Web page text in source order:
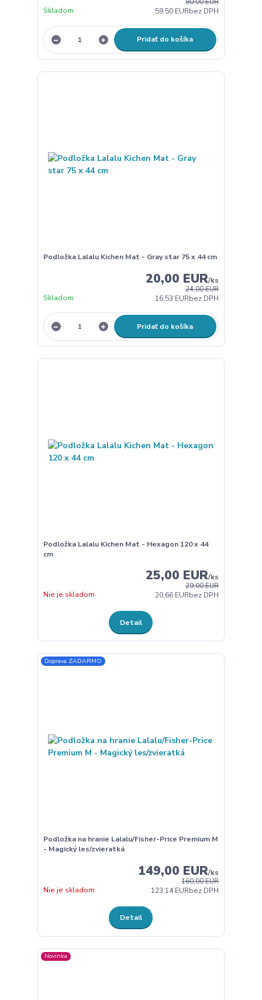
80,00 EUR
59,50 EURbez DPH
Skladom
Pridať do košíka
Podložka Lalalu Kichen Mat - Gray star 75 x 44 cm
24,00 EUR
20,00 EUR/ks
16,53 EURbez DPH
Skladom
Pridať do košíka
Podložka Lalalu Kichen Mat - Hexagon 120 x 44
cm
29,00 EUR
25,00 EUR/ks
20,66 EURbez DPH
Nie je skladom
Detail
Doprava ZADARMO
Podložka na hranie Lalalu/Fisher-Price Premium M
- Magický les/zvieratká
160,00 EUR
149,00 EUR/ks
123,14 EURbez DPH
Nie je skladom
Detail
Novinka